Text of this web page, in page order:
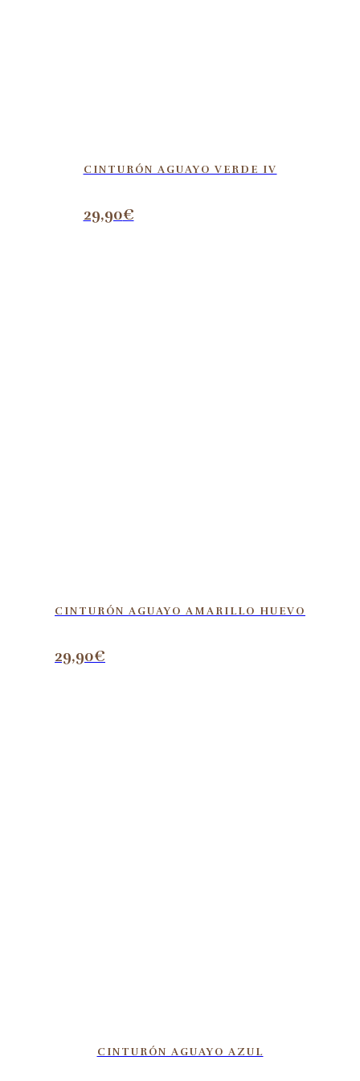
CINTURÓN AGUAYO VERDE IV
29,90€
CINTURÓN AGUAYO AMARILLO HUEVO
29,90€
CINTURÓN AGUAYO AZUL